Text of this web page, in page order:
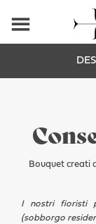
Bouquet creati
I nostri fioristi
(sobborgo